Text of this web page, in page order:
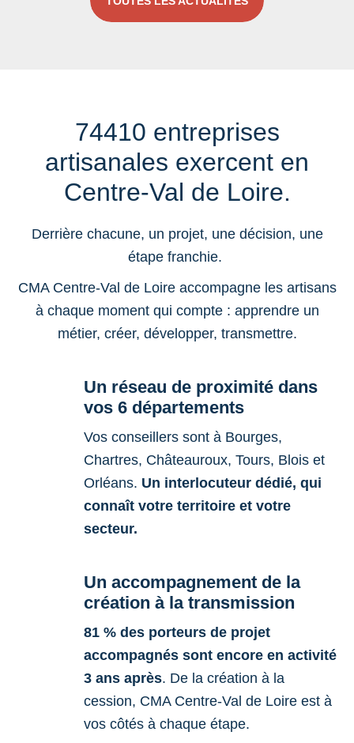
74410 entreprises
artisanales exercent en
Centre-Val de Loire.
Derrière chacune, un projet, une décision, une
étape franchie.
CMA Centre-Val de Loire accompagne les artisans
à chaque moment qui compte : apprendre un
métier, créer, développer, transmettre.
Un réseau de proximité dans
vos 6 départements
Vos conseillers sont à Bourges,
Chartres, Châteauroux, Tours, Blois et
Orléans. Un interlocuteur dédié, qui
connaît votre territoire et votre
secteur.
Un accompagnement de la
création à la transmission
81 % des porteurs de projet
accompagnés sont encore en activité
3 ans après. De la création à la
cession, CMA Centre-Val de Loire est à
vos côtés à chaque étape.